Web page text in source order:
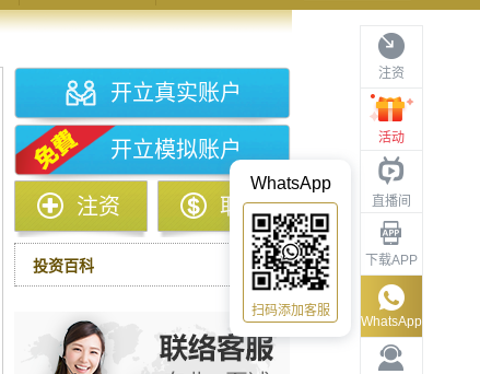
注资
活动
直播间
下载APP
WhatsApp
WhatsApp
扫码添加客服
开立真实账户
开立模拟账户
注资 取款
投资百科